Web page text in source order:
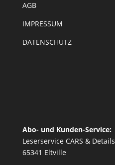
AGB
IMPRESSUM
DATENSCHUTZ
Abo- und Kunden-Service:
Leserservice CARS & Details
65341 Eltville